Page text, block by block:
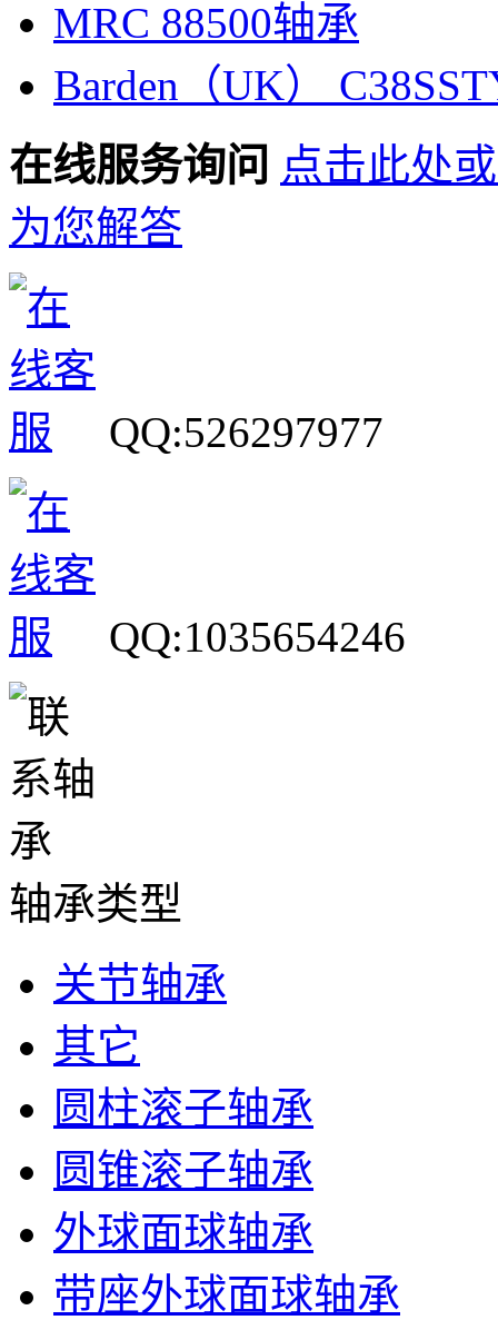
MRC 88500轴承
Barden（UK）
在线服务询问 点击此处
为您解答
QQ:526297977
QQ:1035654246
轴承类型
关节轴承
其它
圆柱滚子轴承
圆锥滚子轴承
外球面球轴承
带座外球面球轴承